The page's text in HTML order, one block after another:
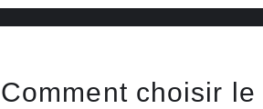
Comment choisir